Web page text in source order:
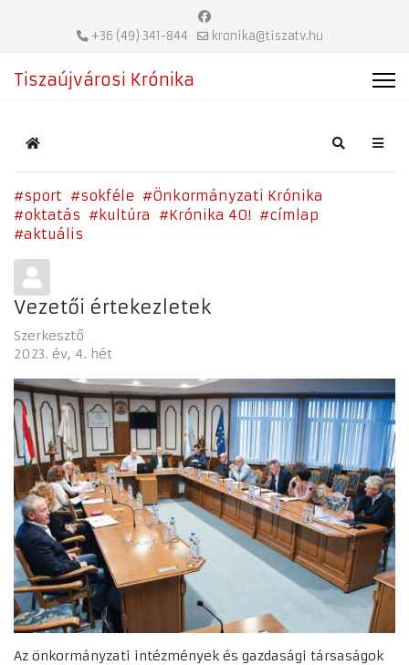
+36 (49) 341-844 kronika@tiszatv.hu
Tiszaújvárosi Krónika
Home Search
sport sokféle
Önkormányzati Krónika
oktatás
kultúra Krónika 40!
címlap
aktuális
Vezetői értekezletek
Szerkesztő
2023. év 4. hét
Az önkormányzati intézmények és gazdasági társaságok